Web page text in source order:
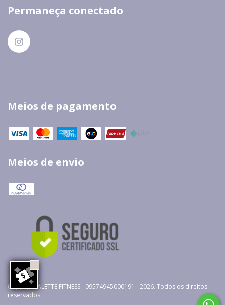
Permaneça conectado
Meios de pagamento
Meios de envio
Copyright ALETTE FITNESS - 09574945000191 - 2026. Todos os direitos
reservados.